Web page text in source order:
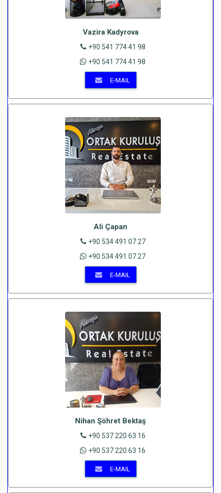
Vazira Kadyrova
+90 541 774 41 98
+90 541 774 41 98
E-MAIL
Ali Çapan
+90 534 491 07 27
+90 534 491 07 27
E-MAIL
Nihan Şöhret Bektaş
+90 537 220 63 16
+90 537 220 63 16
E-MAIL